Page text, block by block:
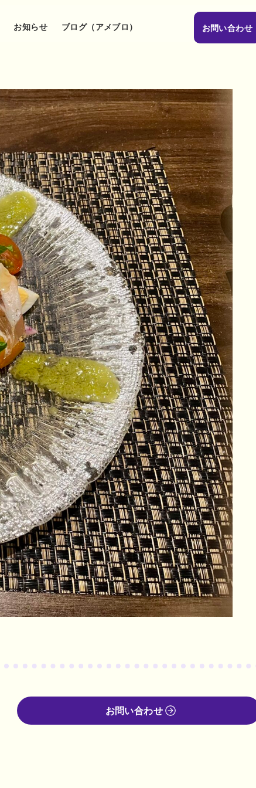
お知らせ ブログ（アメブロ） お問い合わせ
お問い合わせ